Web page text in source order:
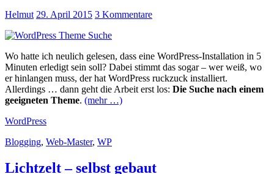
Helmut 29. April 2015 3 Kommentare
Wo hatte ich neulich gelesen, dass eine WordPress-Installation in 5
Minuten erledigt sein soll? Dabei stimmt das sogar – wer weiß, wo
er hinlangen muss, der hat WordPress ruckzuck installiert.
Allerdings … dann geht die Arbeit erst los: Die Suche nach einem
geeigneten Theme. (mehr …)
WordPress
Blogging, Web-Master, WP
Lichtzelt – selbst gebaut